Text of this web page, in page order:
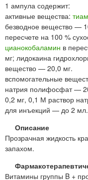
1 ампула содержит:
активные вещества:
безводное вещество —
пересчете на 100 %
цианокобаламин в
мг; лидокаина
вещество — 20,0 мг.
вспомогательные
натрия полифосфат —
0,2 мг, 0,1 М раствор
для инъекций — до 2 мл.
Описание
Прозрачная жидкость
запахом.
Витамины группы B +